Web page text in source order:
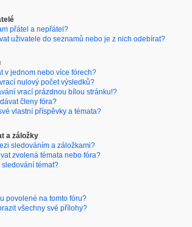
přátel a nepřátel?
uživatele do seznamů nebo je z nich odebírat?
v jednom nebo více fórech?
nulový počet výsledků?
vrací prázdnou bílou stránku!?
členy fóra?
vlastní příspěvky a témata?
a záložky
sledováním a záložkami?
zvolená témata nebo fóra?
sledování témat?
povolené na tomto fóru?
všechny své přílohy?